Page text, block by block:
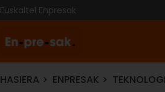
Euskaltel Enpresak
HASIERA ENPRESAK